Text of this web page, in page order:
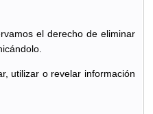
el derecho de eliminar
utilizar o revelar información